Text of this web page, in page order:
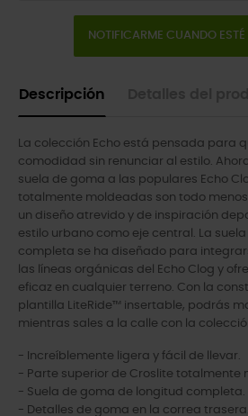
NOTIFICARME CUANDO ESTÉ
Descripción
La colección Echo está pensada para
comodidad sin renunciar al estilo.
suela de goma a las populares Echo
totalmente moldeadas son todo
un diseño atrevido y de inspiración
estilo urbano como eje central. La
completa se ha diseñado para
las líneas orgánicas del Echo Clog y
eficaz en cualquier terreno. Con la
plantilla LiteRide™ insertable, podrás
mientras sales a la calle con la
- Increíblemente ligera y fácil de llevar.
- Parte superior de Croslite totalmente
- Suela de goma de longitud completa.
- Detalles de goma en la correa trasera.